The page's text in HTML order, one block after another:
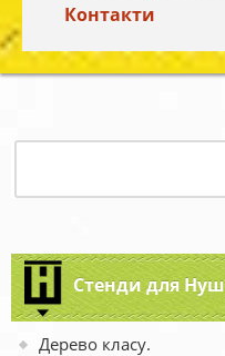
Контакти
Стенди для Нуш
Дерево класу.